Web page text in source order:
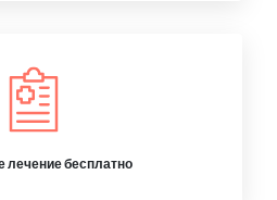
лечение бесплатно